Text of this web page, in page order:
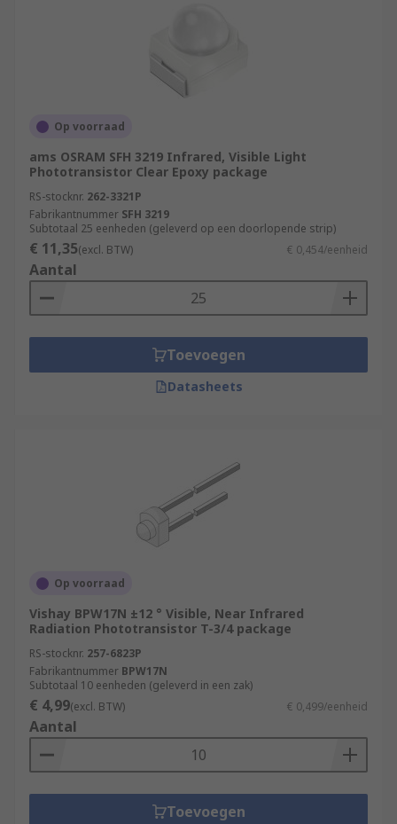
Op voorraad
ams OSRAM SFH 3219 Infrared, Visible Light
Phototransistor Clear Epoxy package
RS-stocknr. 262-3321P
Fabrikantnummer SFH 3219
Subtotaal 25 eenheden (geleverd op een doorlopende strip)
€ 11,35(excl. BTW) € 0,454/eenheid
Aantal
Toevoegen
Datasheets
Op voorraad
Vishay BPW17N ±12 ° Visible, Near Infrared
Radiation Phototransistor T-3/4 package
RS-stocknr. 257-6823P
Fabrikantnummer BPW17N
Subtotaal 10 eenheden (geleverd in een zak)
€ 4,99(excl. BTW) € 0,499/eenheid
Aantal
Toevoegen